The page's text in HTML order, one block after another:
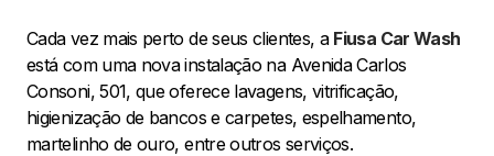
Cada vez mais perto de seus clientes, a Fiusa Car Wash
está com uma nova instalação na Avenida Carlos
Consoni, 501, que oferece lavagens, vitrificação,
higienização de bancos e carpetes, espelhamento,
martelinho de ouro, entre outros serviços.